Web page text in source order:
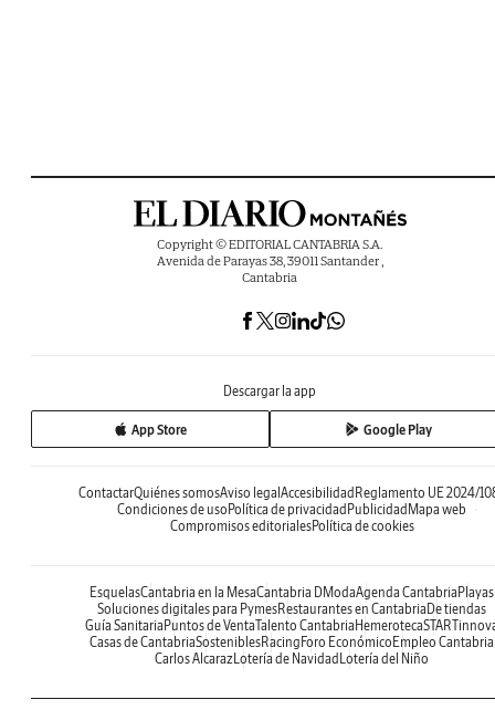
Copyright © EDITORIAL CANTABRIA S.A.
Avenida de Parayas 38, 39011 Santander ,
Cantabria
Descargar la app
App Store Google Play
ContactarQuiénes somosAviso legal Accesibilidad Reglamento UE 2024/
Condiciones de uso Política de privacidad Publicidad Mapa web
Compromisos editorialesPolítica de cookies
EsquelasCantabria en la MesaCantabria DModaAgenda Cantabria Playas
Soluciones digitales para PymesRestaurantes en Cantabria De tiendas
Guía Sanitaria Puntos de VentaTalento Cantabria Hemeroteca
Casas de CantabriaSosteniblesRacing Foro Económico Empleo Cantabria
Carlos AlcarazLotería de Navidad Lotería del Niño